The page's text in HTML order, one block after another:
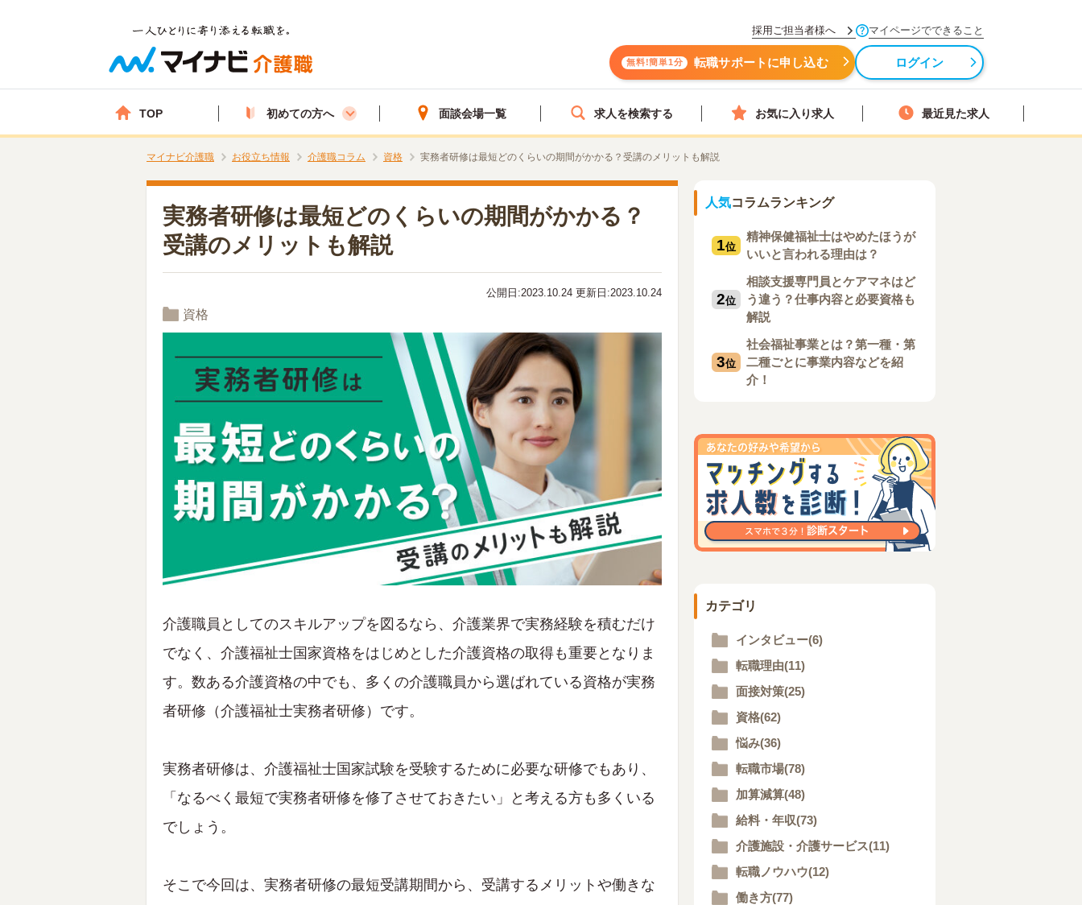
採用ご担当者様へ マイページでできること
無料!簡単1分 転職サポートに申し込む ログイン
TOP 初めての方へ 面談会場一覧 求人を検索する お気に入り求人 最近見た求人
マイナビ介護職 お役立ち情報 介護職コラム 資格 実務者研修は最短どのくらいの期間がかかる？受講のメリットも解説
実務者研修は最短どのくらいの期間がかかる？
受講のメリットも解説
公開日:2023.10.24 更新日:2023.10.24
資格
介護職員としてのスキルアップを図るなら、介護業界で実務経験を積むだけ
でなく、介護福祉士国家資格をはじめとした介護資格の取得も重要となりま
す。数ある介護資格の中でも、多くの介護職員から選ばれている資格が実務
者研修（介護福祉士実務者研修）です。
実務者研修は、介護福祉士国家試験を受験するために必要な研修でもあり、
「なるべく最短で実務者研修を修了させておきたい」と考える方も多くいる
でしょう。
そこで今回は、実務者研修の最短受講期間から、受講するメリットや働きな
人気コラムランキング
1位
精神保健福祉士はやめたほうが
いいと言われる理由は？
2位
相談支援専門員とケアマネはど
う違う？仕事内容と必要資格も
解説
3位
社会福祉事業とは？第一種・第
二種ごとに事業内容などを紹
介！
カテゴリ
インタビュー(6)
転職理由(11)
面接対策(25)
資格(62)
悩み(36)
転職市場(78)
加算減算(48)
給料・年収(73)
介護施設・介護サービス(11)
転職ノウハウ(12)
働き方(77)